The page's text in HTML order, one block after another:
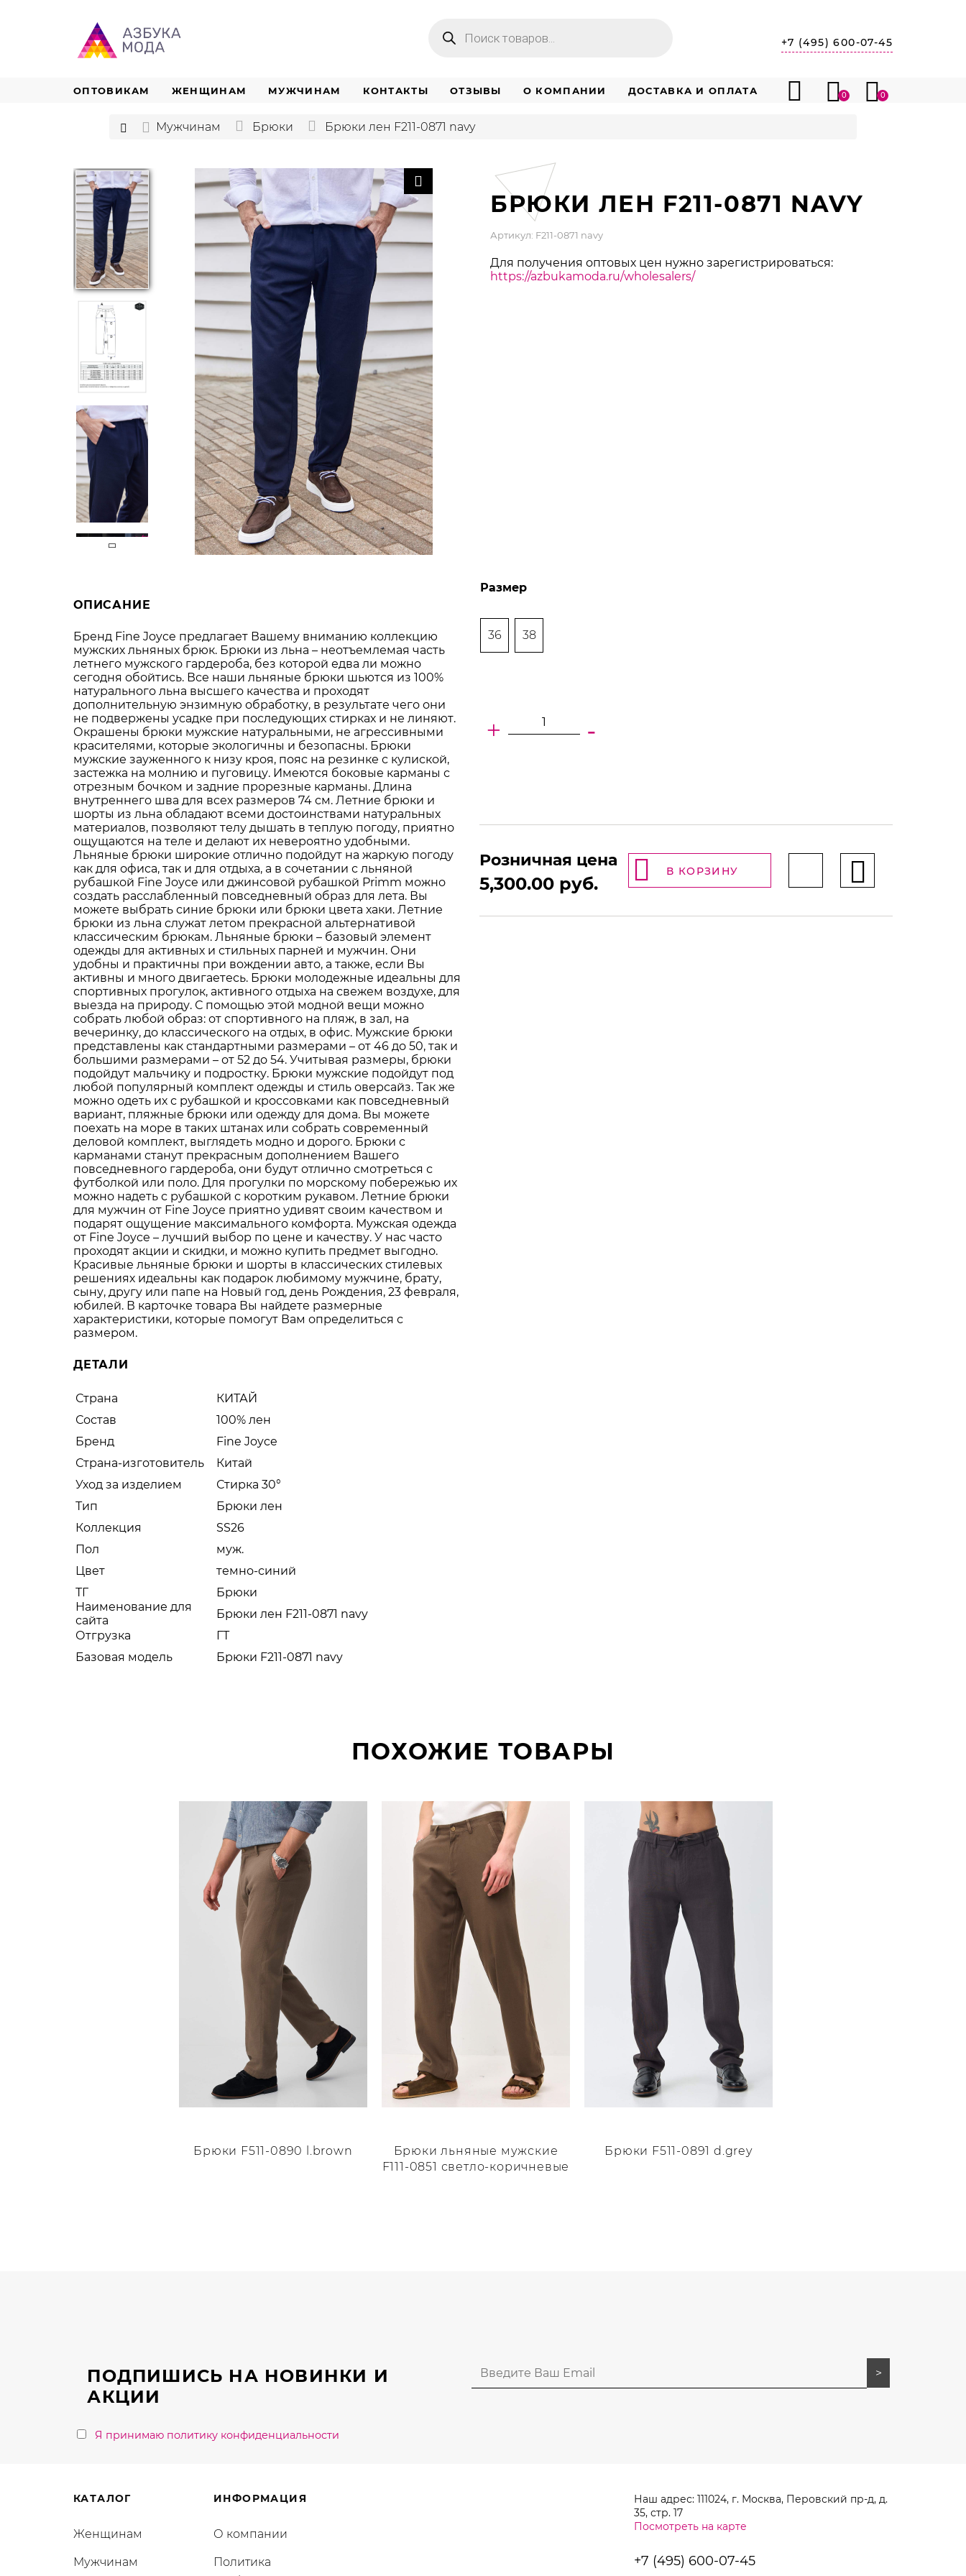
товаров
+7 (495) 600-07-45
ОПТОВИКАМ ЖЕНЩИНАМ МУЖЧИНАМ КОНТАКТЫ ОТЗЫВЫ О КОМПАНИИ ДОСТАВКА И ОПЛАТА 0 0
Мужчинам Брюки Брюки лен F211-0871 navy
БРЮКИ ЛЕН F211-0871 NAVY
Артикул: F211-0871 navy
Для получения оптовых цен нужно зарегистрироваться:
https://azbukamoda.ru/wholesalers/
Размер
36 38
+ -
Розничная цена
5,300.00 руб.
В КОРЗИНУ
ОПИСАНИЕ
Бренд Fine Joyce предлагает Вашему вниманию коллекцию
мужских льняных брюк. Брюки из льна – неотъемлемая часть
летнего мужского гардероба, без которой едва ли можно
сегодня обойтись. Все наши льняные брюки шьются из 100%
натурального льна высшего качества и проходят
дополнительную энзимную обработку, в результате чего они
не подвержены усадке при последующих стирках и не линяют.
Окрашены брюки мужские натуральными, не агрессивными
красителями, которые экологичны и безопасны. Брюки
мужские зауженного к низу кроя, пояс на резинке с кулиской,
застежка на молнию и пуговицу. Имеются боковые карманы с
отрезным бочком и задние прорезные карманы. Длина
внутреннего шва для всех размеров 74 см. Летние брюки и
шорты из льна обладают всеми достоинствами натуральных
материалов, позволяют телу дышать в теплую погоду, приятно
ощущаются на теле и делают их невероятно удобными.
Льняные брюки широкие отлично подойдут на жаркую погоду
как для офиса, так и для отдыха, а в сочетании с льняной
рубашкой Fine Joyce или джинсовой рубашкой Primm можно
создать расслабленный повседневный образ для лета. Вы
можете выбрать синие брюки или брюки цвета хаки. Летние
брюки из льна служат летом прекрасной альтернативой
классическим брюкам. Льняные брюки – базовый элемент
одежды для активных и стильных парней и мужчин. Они
удобны и практичны при вождении авто, а также, если Вы
активны и много двигаетесь. Брюки молодежные идеальны для
спортивных прогулок, активного отдыха на свежем воздухе, для
выезда на природу. С помощью этой модной вещи можно
собрать любой образ: от спортивного на пляж, в зал, на
вечеринку, до классического на отдых, в офис. Мужские брюки
представлены как стандартными размерами – от 46 до 50, так и
большими размерами – от 52 до 54. Учитывая размеры, брюки
подойдут мальчику и подростку. Брюки мужские подойдут под
любой популярный комплект одежды и стиль оверсайз. Так же
можно одеть их с рубашкой и кроссовками как повседневный
вариант, пляжные брюки или одежду для дома. Вы можете
поехать на море в таких штанах или собрать современный
деловой комплект, выглядеть модно и дорого. Брюки с
карманами станут прекрасным дополнением Вашего
повседневного гардероба, они будут отлично смотреться с
футболкой или поло. Для прогулки по морскому побережью их
можно надеть с рубашкой с коротким рукавом. Летние брюки
для мужчин от Fine Joyce приятно удивят своим качеством и
подарят ощущение максимального комфорта. Мужская одежда
от Fine Joyce – лучший выбор по цене и качеству. У нас часто
проходят акции и скидки, и можно купить предмет выгодно.
Красивые льняные брюки и шорты в классических стилевых
решениях идеальны как подарок любимому мужчине, брату,
сыну, другу или папе на Новый год, день Рождения, 23 февраля,
юбилей. В карточке товара Вы найдете размерные
характеристики, которые помогут Вам определиться с
размером.
ДЕТАЛИ
Страна
КИТАЙ
Состав
100% лен
Бренд
Fine Joyce
Страна-изготовитель
Китай
Уход за изделием
Стирка 30°
Тип
Брюки лен
Коллекция
SS26
Пол
муж.
Цвет
темно-синий
ТГ
Брюки
Наименование для
сайта
Брюки лен F211-0871 navy
Отгрузка
ГТ
Базовая модель
Брюки F211-0871 navy
ПОХОЖИЕ ТОВАРЫ
Брюки F511-0890 l.brown
товара.
Брюки льняные мужские
F111-0851 светло-коричневые
товара.
Брюки F511-0891 d.grey
товара.
ПОДПИШИСЬ НА НОВИНКИ И
АКЦИИ
Я принимаю политику конфиденциальности
КАТАЛОГ
Женщинам
Мужчинам
ИНФОРМАЦИЯ
О компании
Политика
Наш адрес: 111024, г. Москва, Перовский пр-д, д.
35, стр. 17
Посмотреть на карте
+7 (495) 600-07-45